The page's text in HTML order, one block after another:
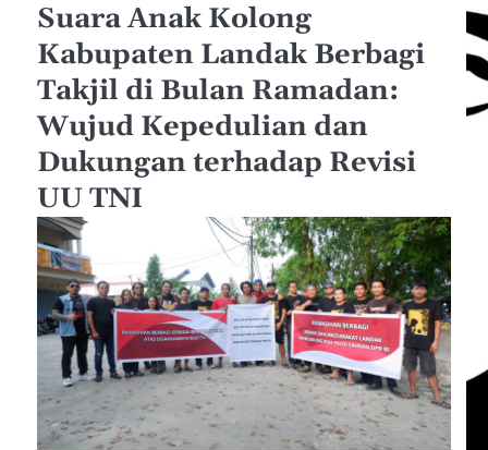
Suara Anak Kolong
Kabupaten Landak Berbagi
Takjil di Bulan Ramadan:
Wujud Kepedulian dan
Dukungan terhadap Revisi
UU TNI